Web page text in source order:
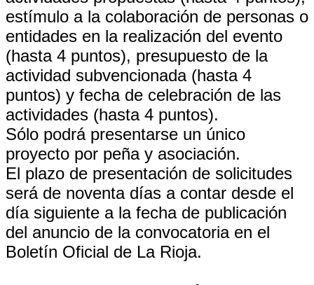
estímulo a la colaboración de personas o
entidades en la realización del evento
(hasta 4 puntos), presupuesto de la
actividad subvencionada (hasta 4
puntos) y fecha de celebración de las
actividades (hasta 4 puntos).
Sólo podrá presentarse un único
proyecto por peña y asociación.
El plazo de presentación de solicitudes
será de noventa días a contar desde el
día siguiente a la fecha de publicación
del anuncio de la convocatoria en el
Boletín Oficial de La Rioja.